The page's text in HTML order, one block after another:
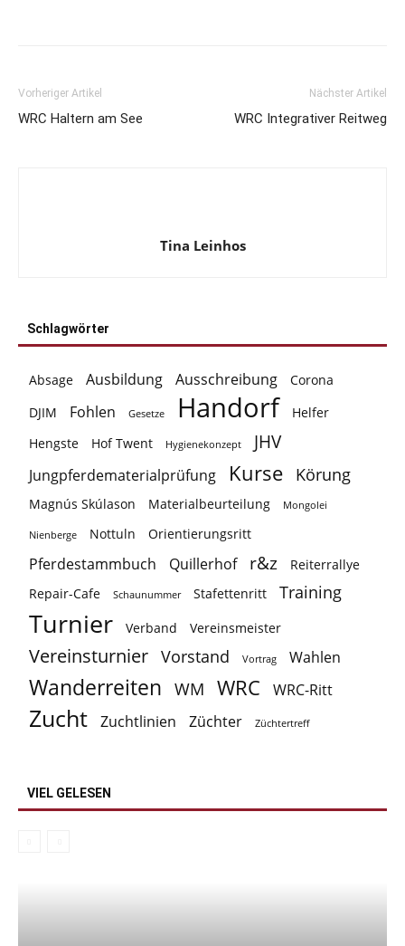
Vorheriger Artikel
WRC Haltern am See
Nächster Artikel
WRC Integrativer Reitweg
Tina Leinhos
Schlagwörter
Absage Ausbildung Ausschreibung
Corona
DJIM
Fohlen Gesetze Handorf
Helfer
Hengste
Hof Twent Hygienekonzept JHV
Jungpferdematerialprüfung Kurse Körung
Magnús Skúlason Materialbeurteilung Mongolei
Nienberge Nottuln Orientierungsritt
Pferdestammbuch Quillerhof r&z
Reiterrallye
Repair-Cafe
Schaunummer Stafettenritt Training
Turnier Verband Vereinsmeister
Vereinsturnier Vorstand Vortrag Wahlen
Wanderreiten WM WRC WRC-Ritt
Zucht Zuchtlinien Züchter Züchtertreff
VIEL GELESEN